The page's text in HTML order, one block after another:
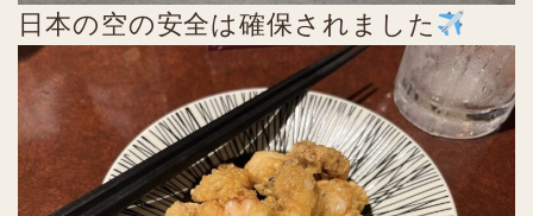
日本の空の安全は確保されました